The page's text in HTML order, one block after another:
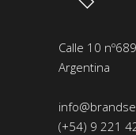
Calle 10
Argentina
(+54) 9 221